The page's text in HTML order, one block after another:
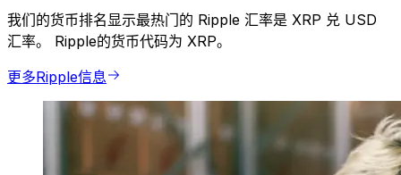
我们的货币排名显示最热门的 Ripple 汇率是 XRP 兑 USD
汇率。 Ripple的货币代码为 XRP。
更多Ripple信息